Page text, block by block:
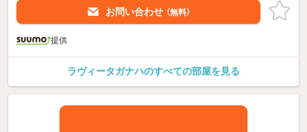
お問い合わせ （無料）
提供
ラヴィータガナハのすべての部屋を見る